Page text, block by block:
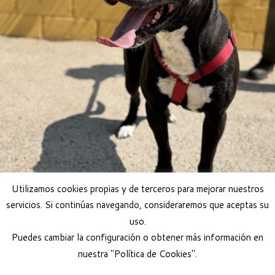
Utilizamos cookies propias y de terceros para mejorar nuestros
servicios. Si continúas navegando, consideraremos que aceptas su
uso.
Puedes cambiar la configuración o obtener más información en
nuestra "Política de Cookies".